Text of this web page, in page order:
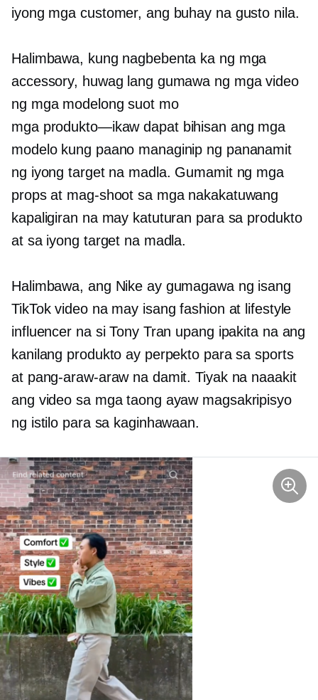
iyong mga customer, ang buhay na gusto nila.
Halimbawa, kung nagbebenta ka ng mga
accessory, huwag lang gumawa ng mga video
ng mga modelong suot mo
mga produkto—ikawdapat bihisan ang mga
modelo kung paano managinip ng pananamit
ng iyong target na madla. Gumamit ng mga
props at mag-shoot sa mga nakakatuwang
kapaligiran na may katuturan para sa produkto
at sa iyong target na madla.
Halimbawa, ang Nike ay gumagawa ng isang
TikTok video na may isang fashion at lifestyle
influencer na si Tony Tran upang ipakita na ang
kanilang produkto ay perpekto para sa sports
at pang-araw-araw na damit. Tiyak na naaakit
ang video sa mga taong ayaw magsakripisyo
ng istilo para sa kaginhawaan.